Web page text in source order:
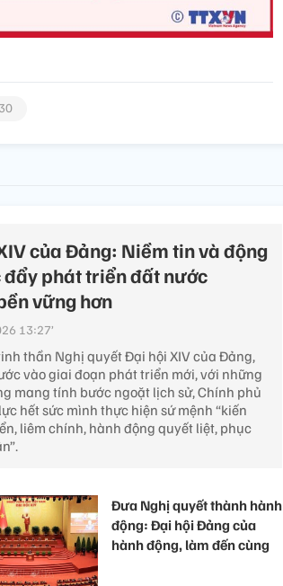
của Đảng: Niềm tin và động
đẩy phát triển đất nước
vững hơn
13:27’
thần Nghị quyết Đại hội XIV của Đảng,
vào giai đoạn phát triển mới, với những
mang tính bước ngoặt lịch sử, Chính phủ
hết sức mình thực hiện sứ mệnh “kiến
liêm chính, hành động quyết liệt, phục
Đưa Nghị quyết thành hành
động: Đại hội Đảng của
hành động, làm đến cùng